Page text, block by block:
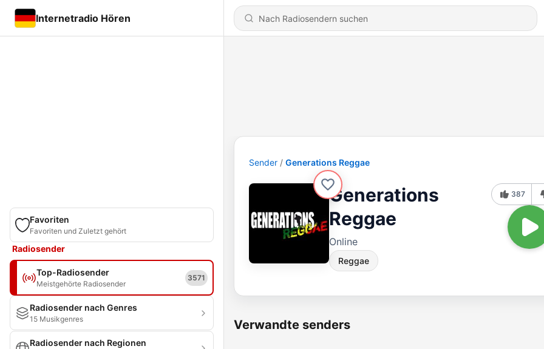
Internetradio Hören
Favoriten
Favoriten und Zuletzt gehört
Radiosender
Top-Radiosender
Meistgehörte Radiosender
3571
Radiosender nach Genres
15 Musikgenres
Radiosender nach Regionen
Sender Generations Reggae
Generations
Reggae
Online
Reggae
387
Verwandte senders